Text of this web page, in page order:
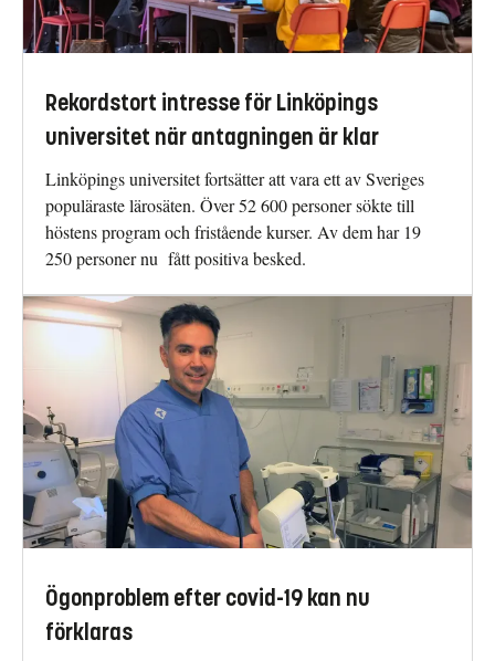
Rekordstort intresse för Linköpings
universitet när antagningen är klar
Linköpings universitet fortsätter att vara ett av Sveriges
populäraste lärosäten. Över 52 600 personer sökte till
höstens program och fristående kurser. Av dem har 19
250 personer nu fått positiva besked.
Ögonproblem efter covid-19 kan nu
förklaras